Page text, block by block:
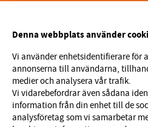
Org.nr 559329-1189
VAT SE559329118901
info@prylteknik.se
0321777170
Nyhetsbrev
Denna webbplats använder
Vi använder enhetsidentifierare för
annonserna till användarna,
medier och analysera vår trafik.
Vi vidarebefordrar även sådana
information från din enhet till de
analysföretag som vi samarbetar